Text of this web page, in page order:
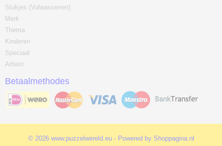
Stukjes (Volwassenen)
Merk
Thema
Kinderen
Speciaal
Artiest
Betaalmethodes
© 2026 www.puzzelwereld.eu - Powered by Shoppagina.nl